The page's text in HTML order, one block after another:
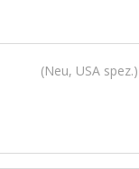
Neu, USA spez.